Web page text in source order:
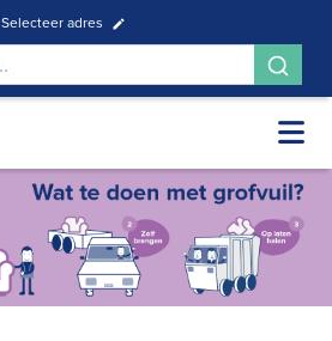
Selecteer adres